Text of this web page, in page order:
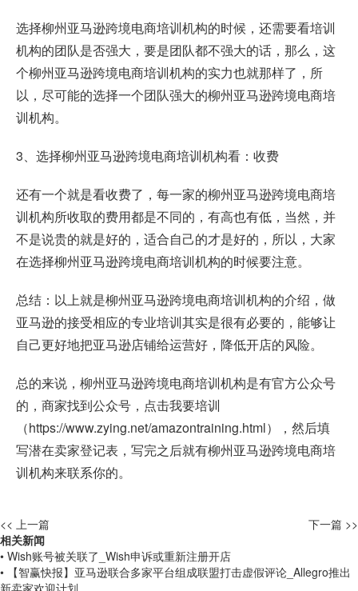
选择柳州亚马逊跨境电商培训机构的时候，还需要看培训
机构的团队是否强大，要是团队都不强大的话，那么，这
个柳州亚马逊跨境电商培训机构的实力也就那样了，所
以，尽可能的选择一个团队强大的柳州亚马逊跨境电商培
训机构。
3、选择柳州亚马逊跨境电商培训机构看：收费
还有一个就是看收费了，每一家的柳州亚马逊跨境电商培
训机构所收取的费用都是不同的，有高也有低，当然，并
不是说贵的就是好的，适合自己的才是好的，所以，大家
在选择柳州亚马逊跨境电商培训机构的时候要注意。
总结：以上就是柳州亚马逊跨境电商培训机构的介绍，做
亚马逊的接受相应的专业培训其实是很有必要的，能够让
自己更好地把亚马逊店铺给运营好，降低开店的风险。
总的来说，柳州亚马逊跨境电商培训机构是有官方公众号
的，商家找到公众号，点击我要培训
（https://www.zying.net/amazontraining.html），然后填
写潜在卖家登记表，写完之后就有柳州亚马逊跨境电商培
训机构来联系你的。
<< 上一篇
下一篇 >>
相关新闻
• Wish账号被关联了_Wish申诉或重新注册开店
• 【智赢快报】亚马逊联合多家平台组成联盟打击虚假评论_Allegro推出